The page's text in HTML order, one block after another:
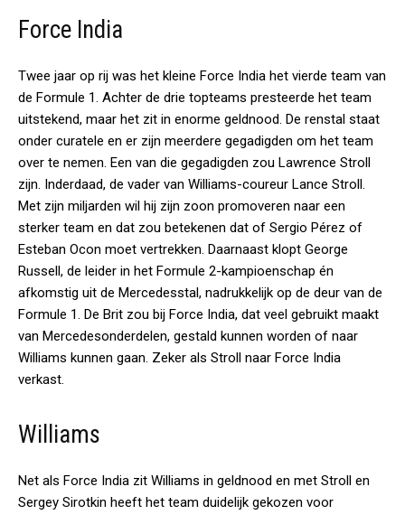
Force India
Twee jaar op rij was het kleine Force India het vierde team van
de Formule 1. Achter de drie topteams presteerde het team
uitstekend, maar het zit in enorme geldnood. De renstal staat
onder curatele en er zijn meerdere gegadigden om het team
over te nemen. Een van die gegadigden zou Lawrence Stroll
zijn. Inderdaad, de vader van Williams-coureur Lance Stroll.
Met zijn miljarden wil hij zijn zoon promoveren naar een
sterker team en dat zou betekenen dat of Sergio Pérez of
Esteban Ocon moet vertrekken. Daarnaast klopt George
Russell, de leider in het Formule 2-kampioenschap én
afkomstig uit de Mercedesstal, nadrukkelijk op de deur van de
Formule 1. De Brit zou bij Force India, dat veel gebruikt maakt
van Mercedesonderdelen, gestald kunnen worden of naar
Williams kunnen gaan. Zeker als Stroll naar Force India
verkast.
Williams
Net als Force India zit Williams in geldnood en met Stroll en
Sergey Sirotkin heeft het team duidelijk gekozen voor